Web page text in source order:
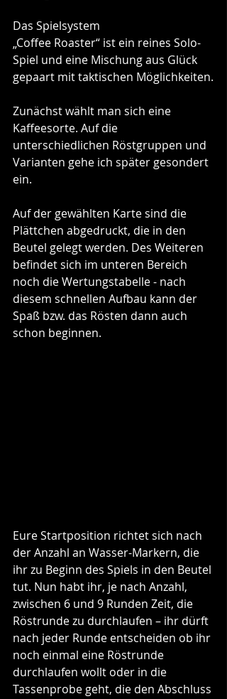
Das Spielsystem
„Coffee Roaster“ ist ein reines Solo-
Spiel und eine Mischung aus Glück
gepaart mit taktischen Möglichkeiten.
Zunächst wählt man sich eine
Kaffeesorte. Auf die
unterschiedlichen Röstgruppen und
Varianten gehe ich später gesondert
ein.
Auf der gewählten Karte sind die
Plättchen abgedruckt, die in den
Beutel gelegt werden. Des Weiteren
befindet sich im unteren Bereich
noch die Wertungstabelle - nach
diesem schnellen Aufbau kann der
Spaß bzw. das Rösten dann auch
schon beginnen.
Eure Startposition richtet sich nach
der Anzahl an Wasser-Markern, die
ihr zu Beginn des Spiels in den Beutel
tut. Nun habt ihr, je nach Anzahl,
zwischen 6 und 9 Runden Zeit, die
Röstrunde zu durchlaufen – ihr dürft
nach jeder Runde entscheiden ob ihr
noch einmal eine Röstrunde
durchlaufen wollt oder in die
Tassenprobe geht, die den Abschluss